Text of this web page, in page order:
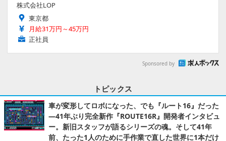
株式会社LOP
東京都
月給31万円～45万円
正社員
Sponsored by
トピックス
車が変形してロボになった、でも『ルート16』だった
―41年ぶり完全新作『ROUTE16R』開発者インタビュ
ー。新旧スタッフが語るシリーズの魂。そして41年
前、たった1人のために手作業で直した世界に1本だけ